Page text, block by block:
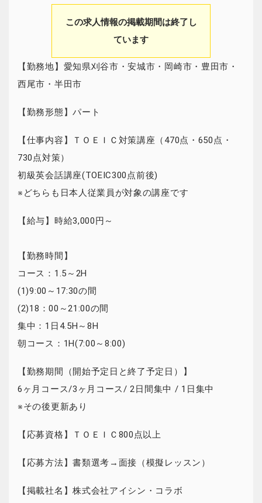
この求人情報の掲載期間は終了し
ています
【勤務地】愛知県刈谷市・安城市・岡崎市・豊田市・
西尾市・半田市
【勤務形態】パート
【仕事内容】ＴＯＥＩＣ対策講座（470点・650点・
730点対策）
初級英会話講座(TOEIC300点前後)
※どちらも日本人従業員が対象の講座です
【給与】時給3,000円～
【勤務時間】
コース：1.5～2H
(1)9:00～17:30の間
(2)18：00～21:00の間
集中：1日4.5H～8H
朝コース：1H(7:00～8:00)
【勤務期間（開始予定日と終了予定日）】
6ヶ月コース/3ヶ月コース/ 2日間集中 / 1日集中
※その後更新あり
【応募資格】ＴＯＥＩＣ800点以上
【応募方法】書類選考→面接（模擬レッスン）
【掲載社名】株式会社アイシン・コラボ